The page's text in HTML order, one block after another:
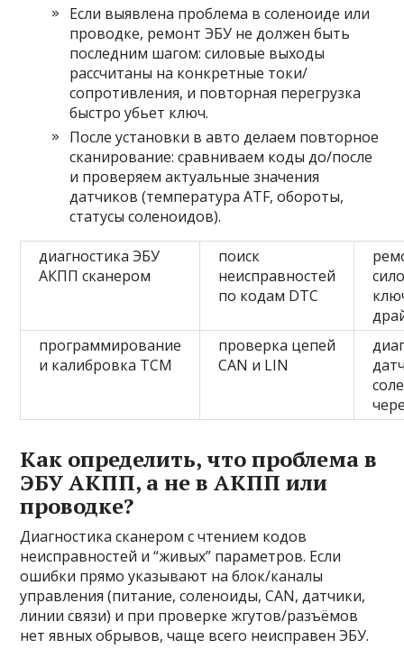
Если выявлена проблема в соленоиде или
проводке, ремонт ЭБУ не должен быть
последним шагом: силовые выходы
рассчитаны на конкретные токи/
сопротивления, и повторная перегрузка
быстро убьет ключ.
После установки в авто делаем повторное
сканирование: сравниваем коды до/после
и проверяем актуальные значения
датчиков (температура ATF, обороты,
статусы соленоидов).
диагностика ЭБУ
АКПП сканером
поиск
неисправностей
по кодам DTC
программирование
и калибровка TCM
проверка цепей
CAN и LIN
Как определить, что проблема в
ЭБУ АКПП, а не в АКПП или
проводке?
Диагностика сканером с чтением кодов
неисправностей и “живых” параметров. Если
ошибки прямо указывают на блок/каналы
управления (питание, соленоиды, CAN, датчики,
линии связи) и при проверке жгутов/разъёмов
нет явных обрывов, чаще всего неисправен ЭБУ.